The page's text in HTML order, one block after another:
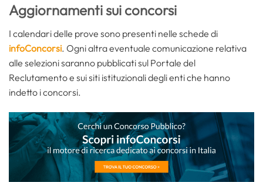
Aggiornamenti sui concorsi
I calendari delle prove sono presenti nelle schede di
infoConcorsi. Ogni altra eventuale comunicazione relativa
alle selezioni saranno pubblicati sul Portale del
Reclutamento e sui siti istituzionali degli enti che hanno
indetto i concorsi.